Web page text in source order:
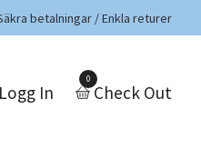
betalningar / Enkla returer
Logg In
0
Check Out